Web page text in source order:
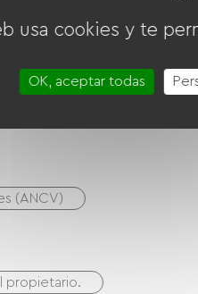
(ANCV)
propietario.
usa cookies y te
OK, aceptar todas